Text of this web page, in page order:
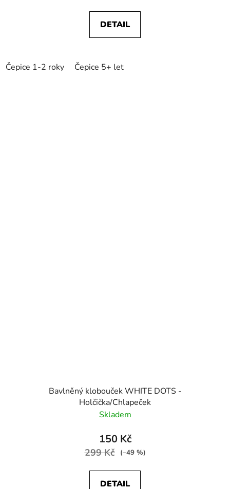
DETAIL
Čepice 1-2 roky Čepice 5+ let
Bavlněný klobouček WHITE DOTS -
Holčička/Chlapeček
Skladem
150 Kč
299 Kč (–49 %)
DETAIL